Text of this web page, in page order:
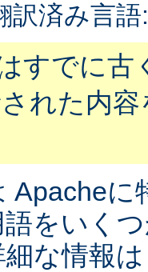
訳済み言
すでに
れた内
Apache
をいく
な情報